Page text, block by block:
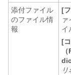
添付ファイル
のファイル情
報
[
イ
[
リ